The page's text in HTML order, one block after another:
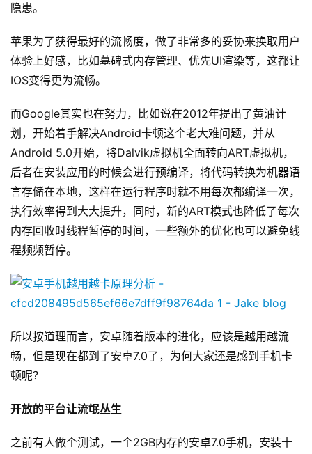
隐患。
苹果为了获得最好的流畅度，做了非常多的妥协来换取用户
体验上好感，比如墓碑式内存管理、优先UI渲染等，这都让
IOS变得更为流畅。
而Google其实也在努力，比如说在2012年提出了黄油计
划，开始着手解决Android卡顿这个老大难问题，并从
Android 5.0开始，将Dalvik虚拟机全面转向ART虚拟机，
后者在安装应用的时候会进行预编译，将代码转换为机器语
言存储在本地，这样在运行程序时就不用每次都编译一次，
执行效率得到大大提升，同时，新的ART模式也降低了每次
内存回收时线程暂停的时间，一些额外的优化也可以避免线
程频频暂停。
所以按道理而言，安卓随着版本的进化，应该是越用越流
畅，但是现在都到了安卓7.0了，为何大家还是感到手机卡
顿呢？
开放的平台让流氓丛生
之前有人做个测试，一个2GB内存的安卓7.0手机，安装十